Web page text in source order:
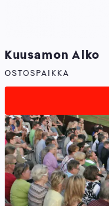
Kuusamon Alko
OSTOSPAIKKA